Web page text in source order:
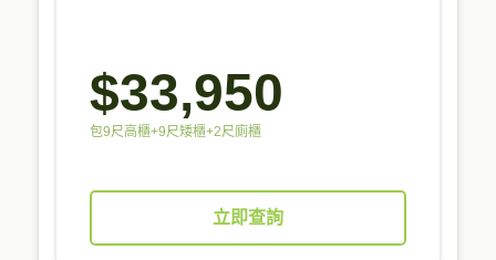
$33,950
包9尺高櫃+9尺矮櫃+2尺廁櫃
立即查詢